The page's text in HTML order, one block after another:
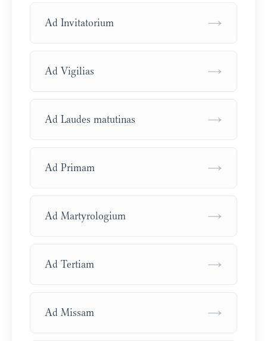
Ad Invitatorium →
Ad Vigilias →
Ad Laudes matutinas →
Ad Primam →
Ad Martyrologium →
Ad Tertiam →
Ad Missam →